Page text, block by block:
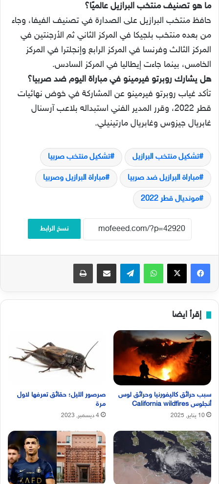
ما هو تصنيف منتخب البرازيل عالميًا؟
حافظ منتخب البرازيل على الصدارة في تصنيف الفيفا، وجاء
من بعده منتخب بلجيكا في المركز الثاني ثم الأرجنتين في
المركز الثالث وفرنسا في المركز الرابع وإنجلترا في المركز
الخامس، بينما جاءت إيطاليا في المركز السادس.
هل يشارك روبرتو فيرمينو في مباراة اليوم ضد صربيا؟
تأكد غياب روبرتو فيرمينو عن المشاركة في خوض نهائيات
قطر 2022، وقرر المدير الفني استبداله بلاعب آرسنال
غابريال جيزوس وغابريال مارتينيلي.
تشكيل منتخب البرازيل تشكيل منتخب صربيا
مباراة البرازيل ضد صربيا مباراة البرازيل وصربيا
مونديال قطر 2022
نسخ الرابط
فيسبوك‫X واتساب تيلقرام مشاركة عبر البريد طباعة
إقرأ ايضا
سبب حرائق كاليفورنيا وحرائق لوس
أنجلوس California wildfires
10 يناير, 2025
صرصور الليل؛ حقائق تعرفها لاول
مرة
4 ديسمبر, 2023